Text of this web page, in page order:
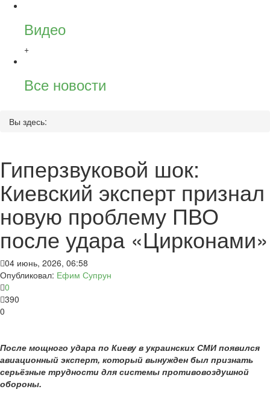
Видео
+
Все новости
Вы здесь:
Гиперзвуковой шок:
Киевский эксперт признал
новую проблему ПВО
после удара «Цирконами»
04 июнь, 2026, 06:58
Опубликовал: Ефим Супрун
0
390
0
После мощного удара по Киеву в украинских СМИ появился
авиационный эксперт, который вынужден был признать
серьёзные трудности для системы противовоздушной
обороны.